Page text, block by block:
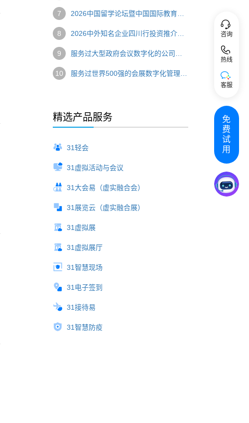
7
8
9
10
精选产品服务
31轻会
31虚拟活动与会议
31大会易（虚实融合会）
31展览云（虚实融合展）
31虚拟展
31虚拟展厅
31智慧现场
31电子签到
31接待易
31智慧防疫
咨询
热线
客服
免
费
试
用